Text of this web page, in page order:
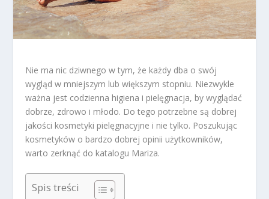
Nie ma nic dziwnego w tym, że każdy dba o swój
wygląd w mniejszym lub większym stopniu. Niezwykle
ważna jest codzienna higiena i pielęgnacja, by wyglądać
dobrze, zdrowo i młodo. Do tego potrzebne są dobrej
jakości kosmetyki pielęgnacyjne i nie tylko. Poszukując
kosmetyków o bardzo dobrej opinii użytkowników,
warto zerknąć do katalogu Mariza.
Spis treści